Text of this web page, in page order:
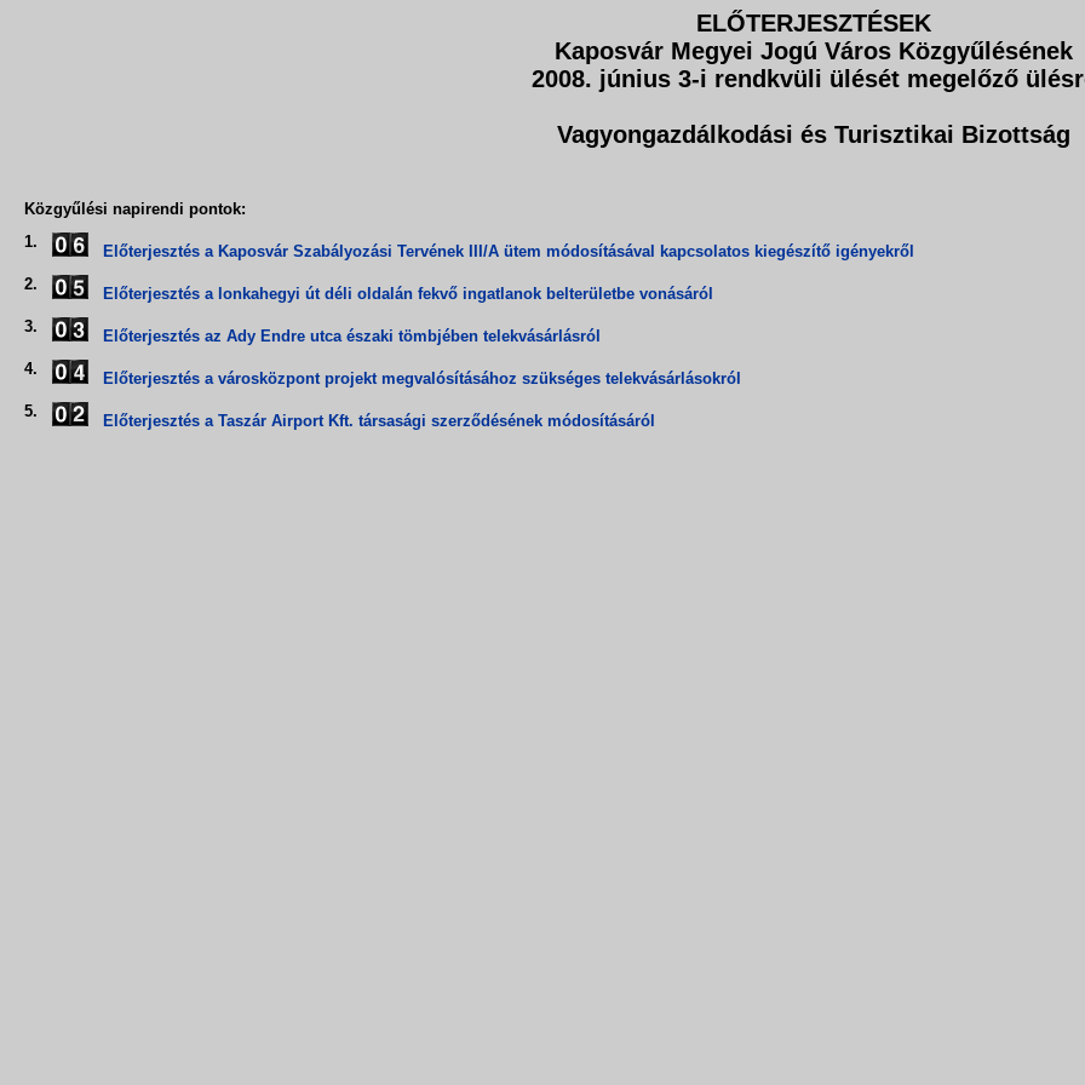
ELŐTERJESZTÉSEK
Kaposvár Megyei Jogú Város Közgyűlésének
2008. június 3-i rendkvüli ülését megelőző
Vagyongazdálkodási és Turisztikai Bizottság
Közgyűlési napirendi pontok:
1.
Előterjesztés a Kaposvár Szabályozási Tervének III/A ütem módosításával kapcsolatos kiegészítő igényekről
2.
Előterjesztés a lonkahegyi út déli oldalán fekvő ingatlanok belterületbe vonásáról
3.
Előterjesztés az Ady Endre utca északi tömbjében telekvásárlásról
4.
Előterjesztés a városközpont projekt megvalósításához szükséges telekvásárlásokról
5.
Előterjesztés a Taszár Airport Kft. társasági szerződésének módosításáról